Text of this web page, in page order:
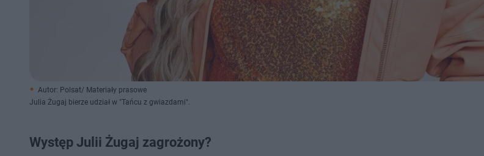
Autor: Polsat/ Materiały prasowe
Julia Żugaj bierze udział w "Tańcu z gwiazdami".
Występ Julii Żugaj zagrożony?